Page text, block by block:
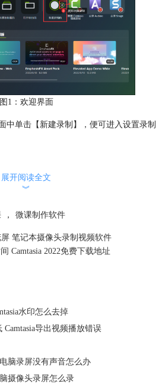
图1：欢迎界面
中单击【新建录制】，便可进入设置录制
：录制控制面板
接抓取电脑桌面；b.使用摄像头抓取。
制。
过控制面板编辑视频抓取的图像范围信
开启录制。
展开阅读全文
︾
， 微课制作软件
笔记本摄像头录制视频软件
Camtasia 2022免费下载地址
水印怎么去掉
Camtasia导出视频播放错误
脑录屏没有声音怎么办
摄像头录屏怎么录